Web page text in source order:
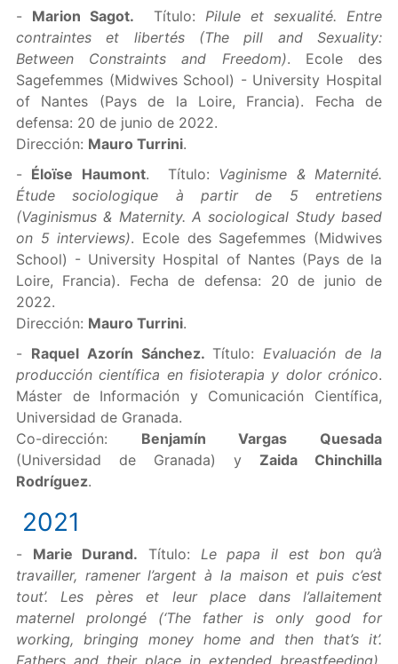
- Marion Sagot. Título:Pilule et sexualité. Entre
contraintes et libertés (The pill and Sexuality:
Between Constraints and Freedom). Ecole des
Sagefemmes (Midwives School) - University Hospital
of Nantes (Pays de la Loire, Francia). Fecha de
defensa: 20 de junio de 2022.
Dirección: Mauro Turrini.
- Éloïse Haumont. Título: Vaginisme & Maternité.
Étude sociologique à partir de 5 entretiens
(Vaginismus & Maternity. A sociological Study based
on 5 interviews). Ecole des Sagefemmes (Midwives
School) - University Hospital of Nantes (Pays de la
Loire, Francia). Fecha de defensa: 20 de junio de
2022.
Dirección: Mauro Turrini.
- Raquel Azorín Sánchez. Título:Evaluación de la
producción científica en fisioterapia y dolor crónico.
Máster de Información y Comunicación Científica,
Universidad de Granada.
Co-dirección: Benjamín Vargas Quesada
(Universidad de Granada) y Zaida Chinchilla
Rodríguez.
2021
- Marie Durand. Título: Le papa il est bon qu’à
travailler, ramener l’argent à la maison et puis c’est
tout’. Les pères et leur place dans l’allaitement
maternel prolongé (‘The father is only good for
working, bringing money home and then that’s it’.
Fathers and their place in extended breastfeeding)